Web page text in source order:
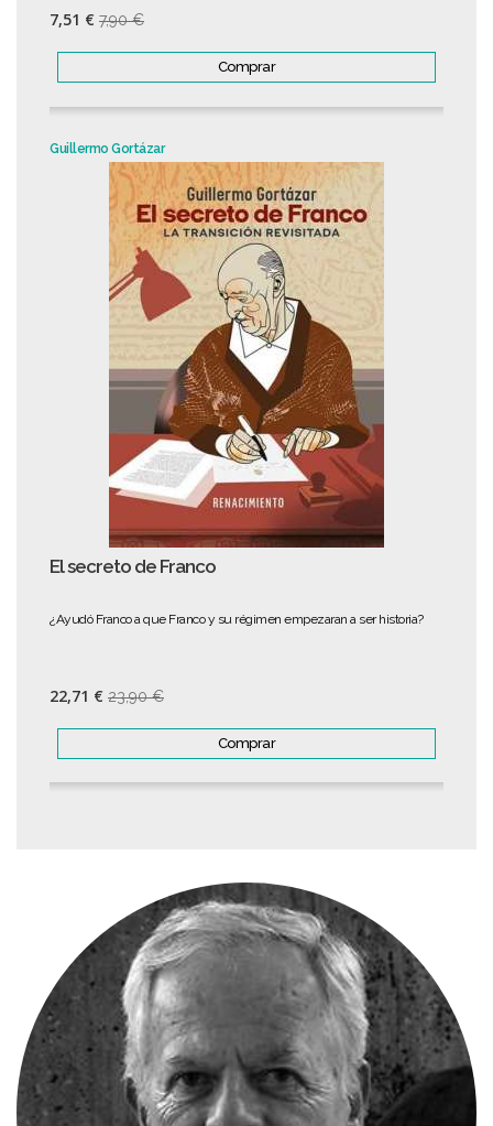
7,51 € 7,90 €
Comprar
Guillermo Gortázar
El secreto de Franco
¿Ayudó Franco a que Franco y su régimen empezaran a ser historia?
22,71 € 23,90 €
Comprar